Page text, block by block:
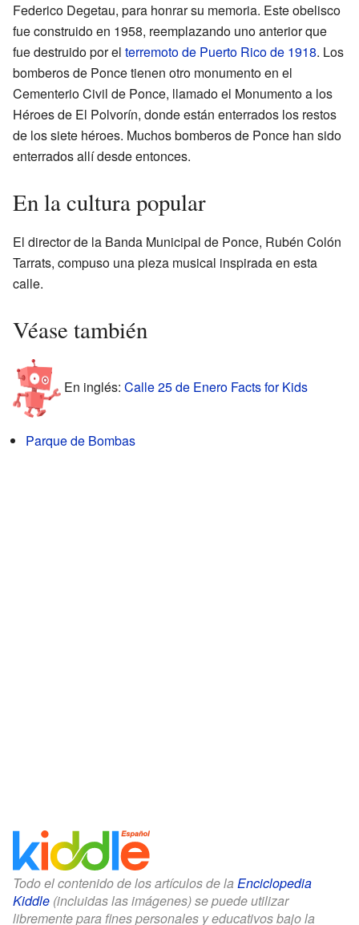
Federico Degetau, para honrar su memoria. Este obelisco
fue construido en 1958, reemplazando uno anterior que
fue destruido por el terremoto de Puerto Rico de 1918. Los
bomberos de Ponce tienen otro monumento en el
Cementerio Civil de Ponce, llamado el Monumento a los
Héroes de El Polvorín, donde están enterrados los restos
de los siete héroes. Muchos bomberos de Ponce han sido
enterrados allí desde entonces.
En la cultura popular
El director de la Banda Municipal de Ponce, Rubén Colón
Tarrats, compuso una pieza musical inspirada en esta
calle.
Véase también
En inglés: Calle 25 de Enero Facts for Kids
Parque de Bombas
Todo el contenido de los artículos de la Enciclopedia
Kiddle (incluidas las imágenes) se puede utilizar
libremente para fines personales y educativos bajo la